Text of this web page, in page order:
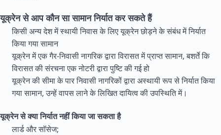
यूक्रेन से आप कौन सा सामान निर्यात कर सकते हैं
किसी अन्य देश में स्थायी निवास के लिए यूक्रेन छोड़ने के संबंध में निर्यात
किया गया सामान
यूक्रेन में एक गैर-निवासी नागरिक द्वारा विरासत में प्राप्त सामान, बशर्ते कि
विरासत की संरचना एक नोटरी द्वारा पुष्टि की गई हो
यूक्रेन की सीमा के पार निवासी नागरिकों द्वारा अस्थायी रूप से निर्यात किया
गया सामान, उन्हें वापस लाने के लिखित दायित्व की उपस्थिति में।
यूक्रेन से क्या निर्यात नहीं किया जा सकता है
लार्ड और सॉसेज;